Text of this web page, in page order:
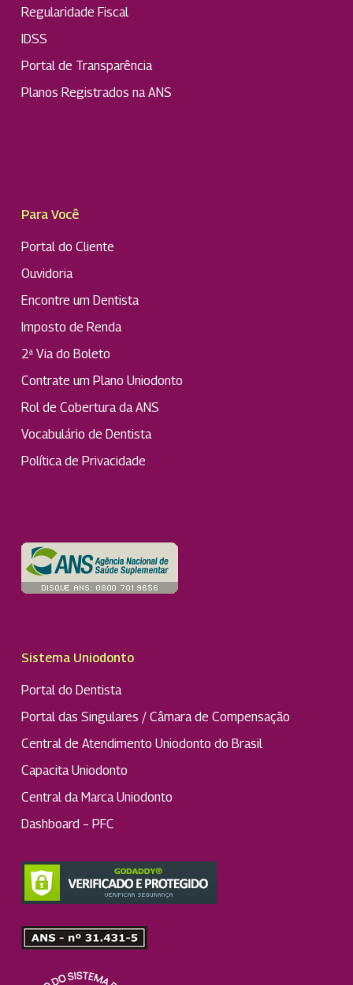
Regularidade Fiscal
IDSS
Portal de Transparência
Planos Registrados na ANS
Para Você
Portal do Cliente
Ouvidoria
Encontre um Dentista
Imposto de Renda
2ª Via do Boleto
Contrate um Plano Uniodonto
Rol de Cobertura da ANS
Vocabulário de Dentista
Política de Privacidade
Sistema Uniodonto
Portal do Dentista
Portal das Singulares / Câmara de Compensação
Central de Atendimento Uniodonto do Brasil
Capacita Uniodonto
Central da Marca Uniodonto
Dashboard – PFC